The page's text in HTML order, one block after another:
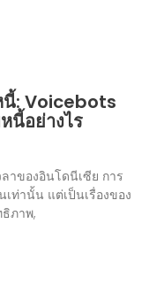
นี้: Voicebots
นี้อย่างไร
าของอินโดนีเซีย การ
เท่านั้น แต่เป็นเรื่องของ
ภาพ,